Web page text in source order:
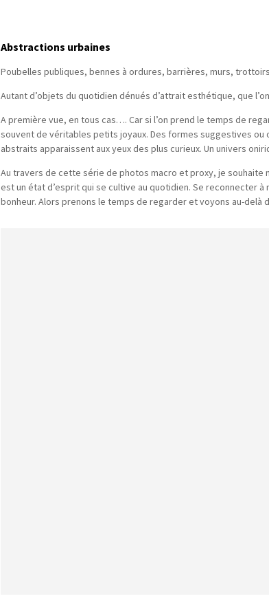
Abstractions urbaines
Poubelles publiques, bennes à ordures, barrières, murs,
Autant d’objets du quotidien dénués d’attrait esthétique, que
A première vue, en tous cas…. Car si l’on prend le temps de
souvent de véritables petits joyaux. Des formes suggestives
abstraits apparaissent aux yeux des plus curieux. Un univers
Au travers de cette série de photos macro et proxy, je
est un état d’esprit qui se cultive au quotidien. Se reconnecter
bonheur. Alors prenons le temps de regarder et voyons au-